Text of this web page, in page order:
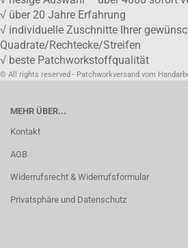
√ über 20 Jahre Erfahrung
√ individuelle Zuschnitte Ihrer
Quadrate/Rechtecke/Streifen
√ beste Patchworkstoffqualität
© All rights reserved - Patchworkversand vom
MEHR ÜBER...
Kontakt
AGB
Widerrufsrecht & Widerrufsformular
Privatsphäre und Datenschutz